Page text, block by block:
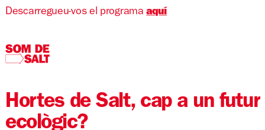
Descarregueu-vos el programaaquí
Hortes de Salt, cap a un futur
ecològic?